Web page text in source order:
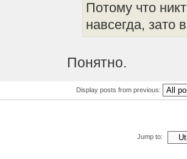
Потому что
навсегда, зато
Понятно.
Display posts from previous:
Jump to: